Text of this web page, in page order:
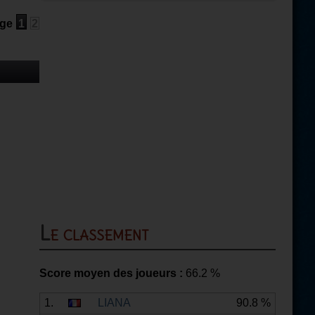
1
Le classement
Score moyen des joueurs : 66.2 %
1. LIANA 90.8 %